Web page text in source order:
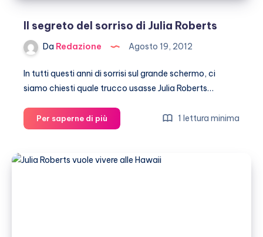
Il segreto del sorriso di Julia Roberts
Da Redazione Agosto 19, 2012
In tutti questi anni di sorrisi sul grande schermo, ci
siamo chiesti quale trucco usasse Julia Roberts…
Per saperne di più
segreto
sorriso
1 lettura minima